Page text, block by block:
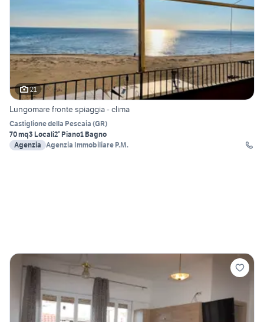
21
Lungomare fronte spiaggia - clima
Castiglione della Pescaia (GR)
70 mq3 Locali2° Piano1 Bagno
Agenzia Agenzia Immobiliare P.M.